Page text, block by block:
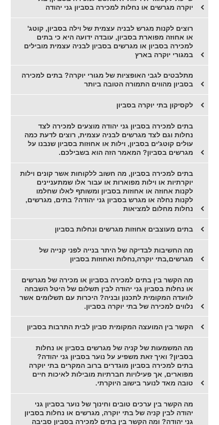
יוקרה מגרשים או נחלות למכירה בסביון גני יהודה
רוצים לקנות מגרש לבניה עצמית של וילה בסביון, קוטג'
או אחוזה מפוארת בסביון, עובדה ידועה היא כי בתים
למכירה בסביון או מגרשים בסביון לבניה עצמית מובילים
במגורי יוקרה בארץ
מתלבטים לגבי האופציות של מגורי יוקרה? בתים למכירה
בסביון מהווים התמורה הטובה ביותר
לקסיקון בתי יוקרה בסביון
בתים למכירה בסביון גני יהודה מוצעים למכירה לצד
נחלות וגם לצד מגרשים לבניה עצמית, רוצים לדעת כמה
עולים קוטג'ים בסביון, וילות או אחוזות בסביון שנבנו על
מגרשים בסביון? המאמר הזה הוא בשבילכם.
בתים למכירה בסביון, מה חשוב ללקוחות אשר קונים וילות
יוקרתיות או וילות מפוארות או עבור אלו שמתעניינים
לקנות אחוזה או אחוזות בסביון ומשותף לאלו שחלמו
לקנות נחלה או מגרש בסביון גני יהודה? בתים, מגרשים,
נחלות מחלום למציאות
בתים מעוצבים אחוזות מגרשים ונחלות בסביון
מה החשיבות לבדיקה של היתר בנייה לפני קנייה של
מגרשים,בתי יוקרה,נחלות ואחוזות בסביון
מה הקשר בין בתים למכירה בסביון או מכירה של מגרשים
או נחלות בסביון גני יהודה לבין תשלום של היטל השבחה
לוועדה המקומית לתכנון ובניה? היכרות עם תשלומים אשר
נלווים למכירה של בתי יוקרה בסביון.
הקשר בין המועצה המקומית סביון לבית התרבות בסביון
מה המשמעות של קניה של מגרשים בסביון או נחלות
בסביון? ואיך זאת משפיע על נוער בסביון גני יהודה?
בתים למכירה בסביון מוגדרים ברוב המקרים בתי יוקרה
מפוארים, אך פעילויות חברתיות מובילות לאיכות חיים
טובה מאד לנוער בישוב היוקרתי.
מה הקשר בין ערכים טובים וחינוך של נוער בסביון גני
יהודה לבין קניה של בתי יוקרה, מגרשים או נחלות בסביון
גני יהודה? ומה הקשר בין בתים למכירה בסביון סביבה